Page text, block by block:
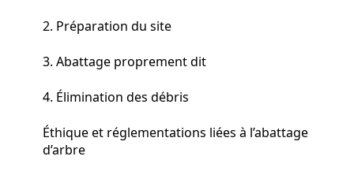
2. Préparation du site
3. Abattage proprement dit
4. Élimination des débris
Éthique et réglementations liées à l’abattage
d’arbre